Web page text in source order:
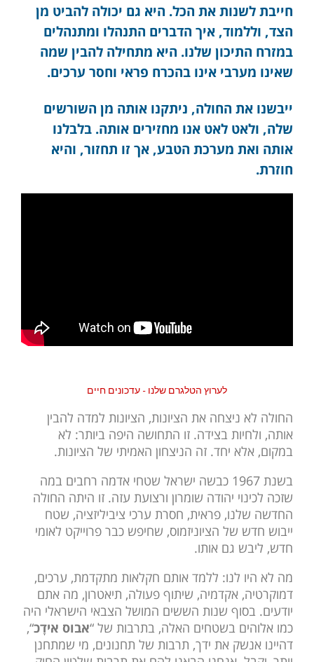
חייבת לשנות את הכל. היא גם יכולה להביט מן
הצד, וללמוד, איך הדברים התנהלו ומתנהלים
במזרח התיכון שלנו. היא מתחילה להבין שמה
שאינו מערבי אינו בהכרח פראי וחסר ערכים.
ייבשנו את החולה, ניתקנו אותה מן השורשים
שלה, ולאט לאט אנו מחזירים אותה. בלבלנו
אותה ואת מערכת הטבע, אך זו תחזור, והיא
חוזרת.
לערוץ הטלגרם שלנו - עדכונים חיים
החולה לא ניצחה את הציונות, הציונות למדה להבין
אותה, ולחיות בצידה. זו התחושה היפה ביותר: לא
במקום, אלא יחד. זה הניצחון האמיתי של הציונות.
בשנת 1967 כבשה ישראל שטחי אדמה רחבים במה
שזכה לכינוי יהודה שומרון ורצועת עזה. זו היתה החולה
החדשה שלנו, פראית, חסרת ערכי ציביליזציה, שטח
ייבוש חדש של הציוניזמוס, שחיפש כבר פרוייקט לאומי
חדש, ליבש גם אותו.
מה לא היו לנו: ללמד אותם חקלאות מתקדמת, ערכים,
דמוקרטיה, אקדמיה, שיתוף פעולה, תיאטרון, מה אתם
יודעים. בסוף שנות הששים המושל הצבאי הישראלי היה
כמו אלוהים בשטחים האלה, בתרבות של “אבוס אידָכ“,
דהיינו אנשק את ידך, תרבות של תחנונים, מי שמתחנן